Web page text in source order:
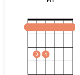
1
3 4